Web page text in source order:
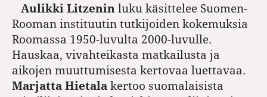
Aulikki Litzenin luku käsittelee Suomen-
Rooman instituutin tutkijoiden kokemuksia
Roomassa 1950-luvulta 2000-luvulle.
Hauskaa, vivahteikasta matkailusta ja
aikojen muuttumisesta kertovaa luettavaa.
Marjatta Hietala kertoo suomalaisista